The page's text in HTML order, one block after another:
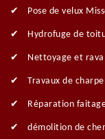
Pose de velux
Hydrofuge de
Nettoyage et
Travaux de
Réparation
démolition de